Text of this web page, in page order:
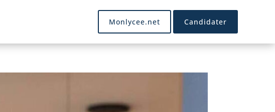
Candidater
Monlycee.net